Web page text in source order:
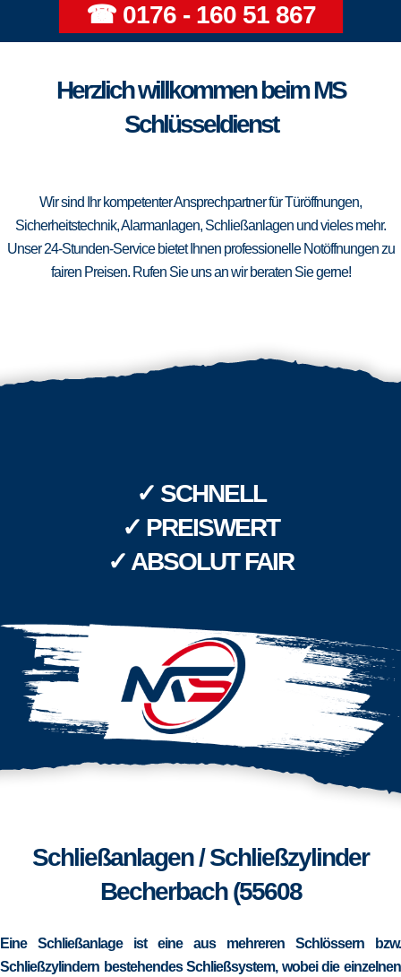
☎ 0176 - 160 51 867
Herzlich willkommen beim MS
Schlüsseldienst
Wir sind Ihr kompetenter Ansprechpartner für Türöffnungen,
Sicherheitstechnik, Alarmanlagen, Schließanlagen und vieles mehr.
Unser 24-Stunden-Service bietet Ihnen professionelle Notöffnungen zu
fairen Preisen. Rufen Sie uns an wir beraten Sie gerne!
✓ SCHNELL
✓ PREISWERT
✓ ABSOLUT FAIR
Schließanlagen / Schließzylinder
Becherbach (55608
Eine Schließanlage ist eine aus mehreren Schlössern bzw.
Schließzylindern bestehendes Schließsystem, wobei die einzelnen